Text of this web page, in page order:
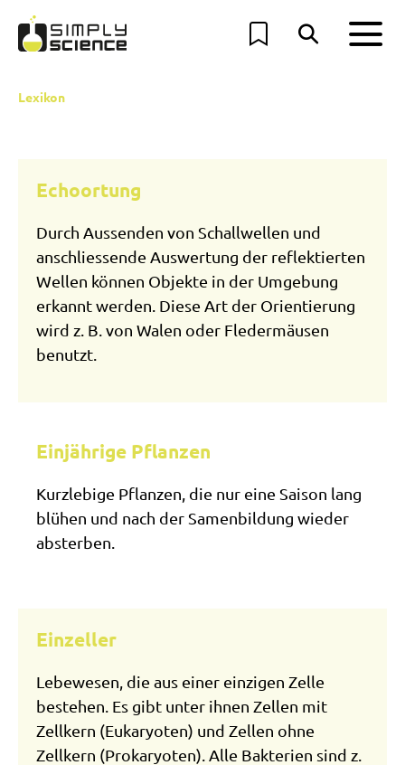
Lexikon
Echoortung
Durch Aussenden von Schallwellen und
anschliessende Auswertung der reflektierten
Wellen können Objekte in der Umgebung
erkannt werden. Diese Art der Orientierung
wird z. B. von Walen oder Fledermäusen
benutzt.
Einjährige Pflanzen
Kurzlebige Pflanzen, die nur eine Saison lang
blühen und nach der Samenbildung wieder
absterben.
Einzeller
Lebewesen, die aus einer einzigen Zelle
bestehen. Es gibt unter ihnen Zellen mit
Zellkern (Eukaryoten) und Zellen ohne
Zellkern (Prokaryoten). Alle Bakterien sind z.